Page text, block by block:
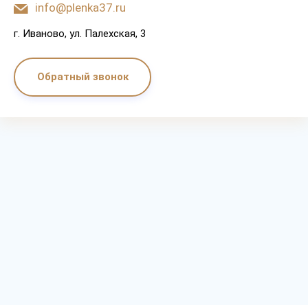
info@plenka37.ru
г. Иваново, ул. Палехская, 3
Обратный звонок